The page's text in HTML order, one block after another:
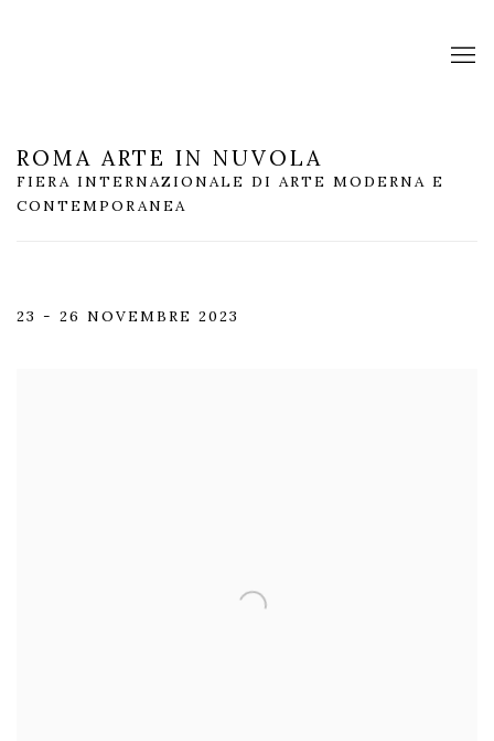
ROMA ARTE IN NUVOLA
FIERA INTERNAZIONALE DI ARTE MODERNA E
CONTEMPORANEA
23 - 26 NOVEMBRE 2023